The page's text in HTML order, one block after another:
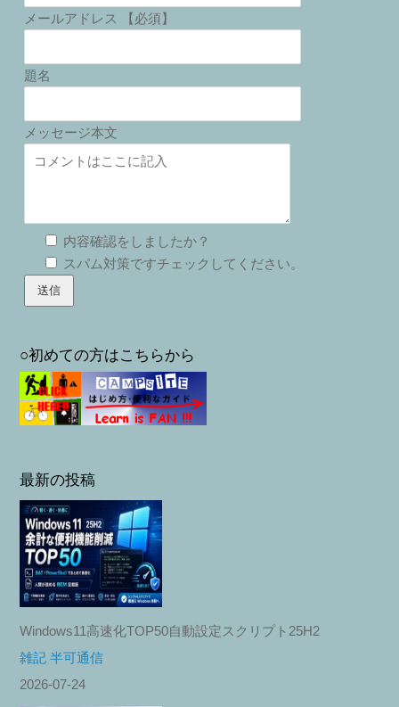
メールアドレス 【必須】
題名
メッセージ本文
内容確認をしましたか？
スパム対策ですチェックしてください。
○初めての方はこちらから
最新の投稿
Windows11高速化TOP50自動設定スクリプト25H2
雑記 半可通信
2026-07-24